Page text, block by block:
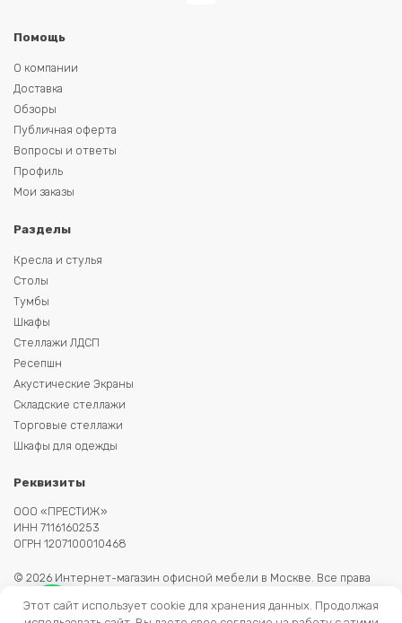
Помощь
О компании
Доставка
Обзоры
Публичная оферта
Вопросы и ответы
Профиль
Мои заказы
Разделы
Кресла и стулья
Столы
Тумбы
Шкафы
Стеллажи ЛДСП
Ресепшн
Акустические Экраны
Складские стеллажи
Торговые стеллажи
Шкафы для одежды
Реквизиты
ООО «ПРЕСТИЖ»
ИНН 7116160253
ОГРН 1207100010468
© 2026 Интернет-магазин офисной мебели в Москве. Все права
сайте не является публичной офертой.
Этот сайт использует cookie для хранения данных. Продолжая